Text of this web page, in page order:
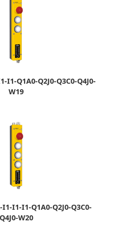
I1-Q1A0-Q2J0-Q3C0-Q4J0-
W19
I1-I1-I1-Q1A0-Q2J0-Q3C0-
Q4J0-W20